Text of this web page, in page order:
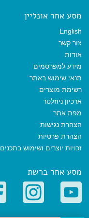
מסע אחר אונליין
English
צור קשר
אודות
מידע למפרסמים
תנאי שימוש באתר
רשימת מוצרים
ארכיון ניוזלטר
מפת אתר
הצהרת נגישות
הצהרת פרטיות
זכויות יוצרים ושימוש בתכנים
מסע אחר ברשת